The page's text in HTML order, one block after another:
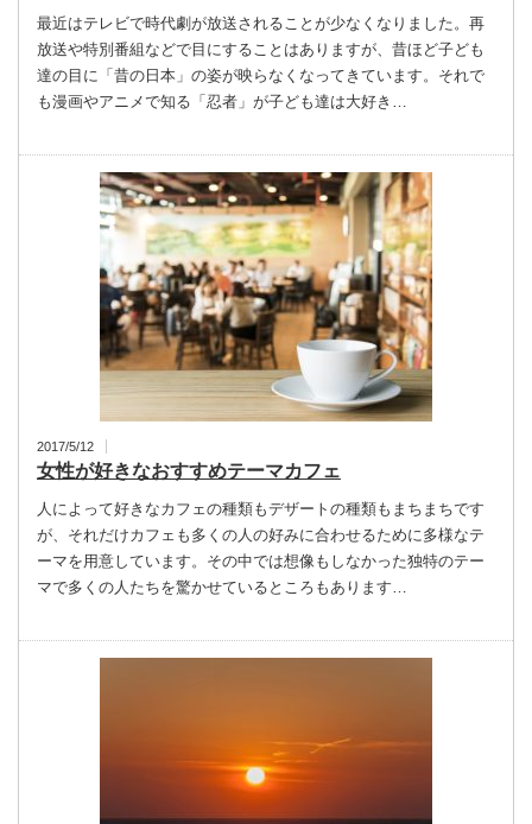
最近はテレビで時代劇が放送されることが少なくなりました。再
放送や特別番組などで目にすることはありますが、昔ほど子ども
達の目に「昔の日本」の姿が映らなくなってきています。それで
も漫画やアニメで知る「忍者」が子ども達は大好き…
2017/5/12
女性が好きなおすすめテーマカフェ
人によって好きなカフェの種類もデザートの種類もまちまちです
が、それだけカフェも多くの人の好みに合わせるために多様なテ
ーマを用意しています。その中では想像もしなかった独特のテー
マで多くの人たちを驚かせているところもあります…